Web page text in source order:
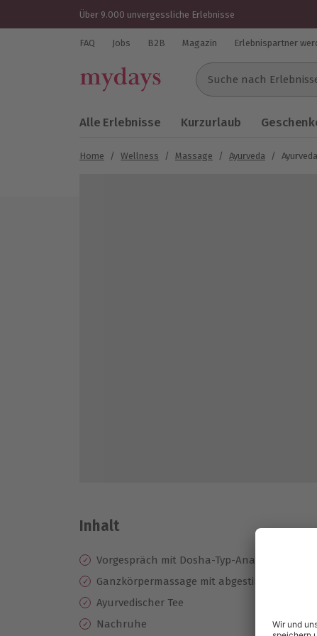
Über 9.000 unvergessliche Erlebnisse
FAQ Jobs B2B Magazin Erlebnispartner
Suche nach
Alle Erlebnisse Kurzurlaub
Home / Wellness / Massage / Ayurveda /
Inhalt
Vorgespräch mit Dosha-Typ-Analyse
Ganzkörpermassage mit abgestimmten
Ayurvedischer Tee
Nachruhe